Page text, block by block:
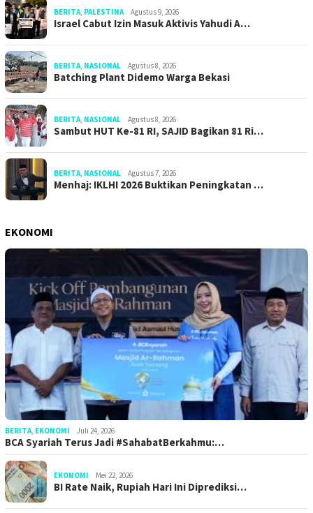
BERITA, PALESTINA Agustus 9, 2026
Israel Cabut Izin Masuk Aktivis Yahudi A…
BERITA, NASIONAL Agustus 8, 2026
Batching Plant Didemo Warga Bekasi
BERITA, NASIONAL Agustus 8, 2026
Sambut HUT Ke-81 RI, SAJID Bagikan 81 Ri…
BERITA, NASIONAL Agustus 7, 2026
Menhaj: IKLHI 2026 Buktikan Peningkatan …
EKONOMI
BERITA, EKONOMI Juli 24, 2026
BCA Syariah Terus Jadi #SahabatBerkahmu:…
EKONOMI Mei 22, 2026
BI Rate Naik, Rupiah Hari Ini Diprediksi…